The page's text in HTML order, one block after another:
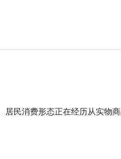
民消费形态正在经历从实物